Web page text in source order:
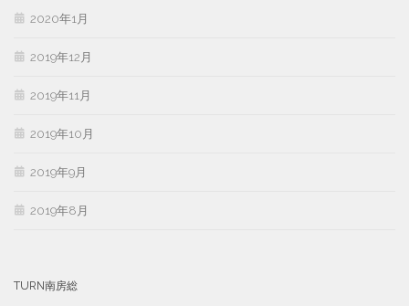
2020年1月
2019年12月
2019年11月
2019年10月
2019年9月
2019年8月
TURN南房総